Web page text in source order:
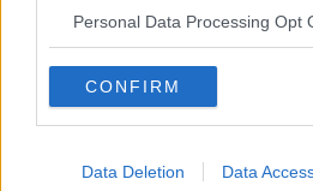
Personal Data Processing Opt
CONFIRM
Data Deletion Data
Bus, sciopero e Covid
Dal municipio sventola la
Sciopero contro la legge